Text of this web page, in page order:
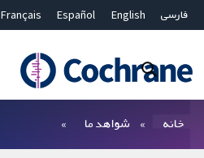
فارسی English
Español
Français
Bahasa Malaysia
ไทย
繁體中文
خانه شواهد ما